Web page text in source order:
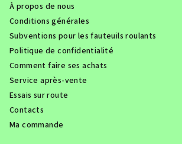
À propos de nous
Conditions générales
Subventions pour les fauteuils roulants
Politique de confidentialité
Comment faire ses achats
Service après-vente
Essais sur route
Contacts
Ma commande